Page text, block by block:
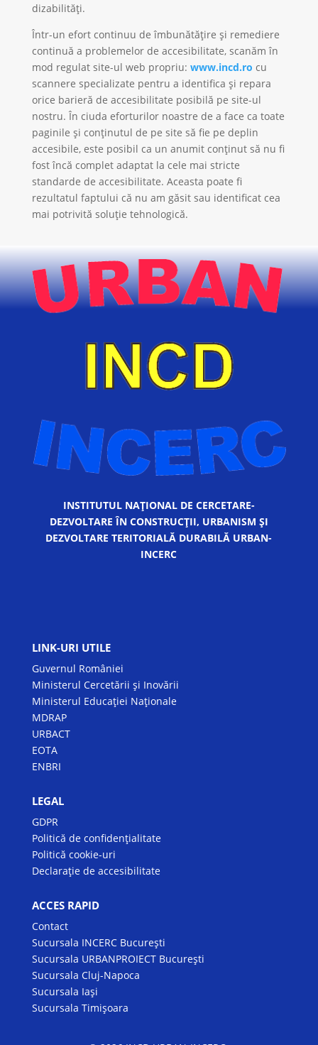
dizabilități.
Într-un efort continuu de îmbunătățire și remediere
continuă a problemelor de accesibilitate, scanăm în
mod regulat site-ul web propriu: www.incd.ro cu
scannere specializate pentru a identifica și repara
orice barieră de accesibilitate posibilă pe site-ul
nostru. În ciuda eforturilor noastre de a face ca toate
paginile și conținutul de pe site să fie pe deplin
accesibile, este posibil ca un anumit conținut să nu fi
fost încă complet adaptat la cele mai stricte
standarde de accesibilitate. Aceasta poate fi
rezultatul faptului că nu am găsit sau identificat cea
mai potrivită soluție tehnologică.
INSTITUTUL NAȚIONAL DE CERCETARE-
DEZVOLTARE ÎN CONSTRUCȚII, URBANISM ȘI
DEZVOLTARE TERITORIALĂ DURABILĂ URBAN-
INCERC
LINK-URI UTILE
Guvernul României
Ministerul Cercetării și Inovării
Ministerul Educației Naționale
MDRAP
URBACT
EOTA
ENBRI
LEGAL
GDPR
Politică de confidențialitate
Politică cookie-uri
Declarație de accesibilitate
ACCES RAPID
Contact
Sucursala INCERC București
Sucursala URBANPROIECT București
Sucursala Cluj-Napoca
Sucursala Iași
Sucursala Timișoara